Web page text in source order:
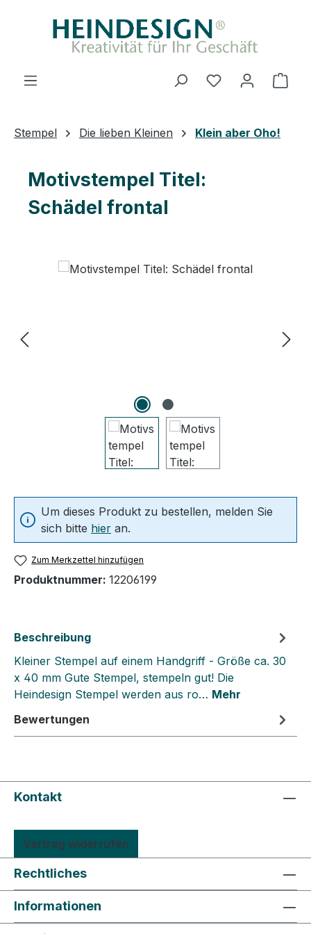
Zum Hauptinhalt springen
Du hast 0
Stempel Die lieben Kleinen Klein aber Oho!
Motivstempel Titel:
Schädel frontal
Um dieses Produkt zu bestellen, melden Sie
sich bitte hier an.
Zum Merkzettel hinzufügen
Produktnummer: 12206199
Beschreibung
Kleiner Stempel auf einem Handgriff - Größe ca. 30
x 40 mm Gute Stempel, stempeln gut! Die
Heindesign Stempel werden aus ro… Mehr
Bewertungen
Kontakt
Vertrag widerrufen
Rechtliches
Informationen